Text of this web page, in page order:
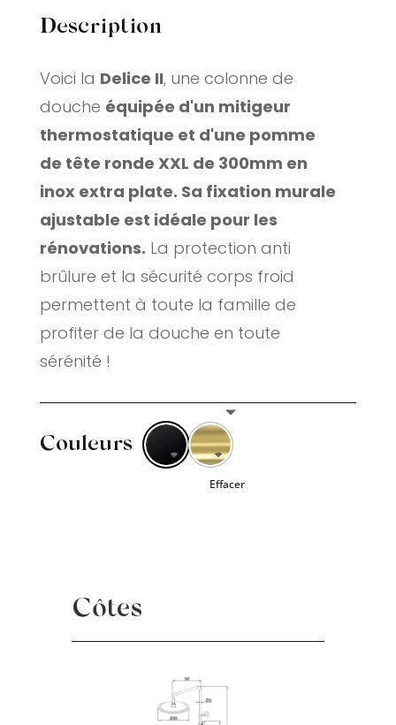
Description
Voici la Delice II, une colonne de
douche équipée d'un mitigeur
thermostatique et d'une pomme
de tête ronde XXL de 300mm en
inox extra plate. Sa fixation murale
ajustable est idéale pour les
rénovations. La protection anti
brûlure et la sécurité corps froid
permettent à toute la famille de
profiter de la douche en toute
sérénité !
Couleurs
Effacer
Côtes